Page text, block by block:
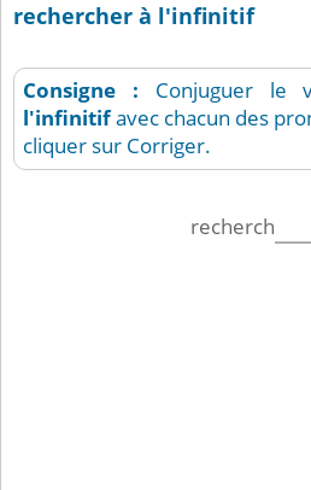
rechercher à l'infinitif
Consigne : Conjuguer le
l'infinitifavec chacun des
cliquer sur Corriger.
recherch